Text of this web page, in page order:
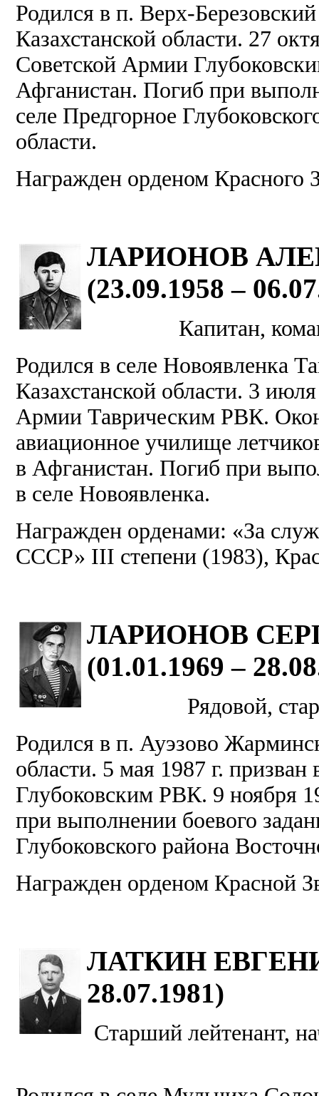
Родился в п. Верх-
Казахстанской области. 27
Советской Армии
Афганистан. Погиб при
селе Предгорное
области.
Награжден орденом Красного
ЛАРИОНОВ
(23.09.1958 –
Капитан,
Родился в селе Новоявленка
Казахстанской области. 3
Армии Таврическим РВК.
авиационное училище
в Афганистан. Погиб при
в селе Новоявленка.
Награжден орденами: «За
СССР» ІІІ степени (1983),
ЛАРИОНОВ
(01.01.1969 –
Рядовой,
Родился в п. Ауэзово
области. 5 мая 1987 г.
Глубоковским РВК. 9 ноября
при выполнении боевого
Глубоковского района
Награжден орденом Красной
ЛАТКИН
28.07.1981)
Старший лейтенант,